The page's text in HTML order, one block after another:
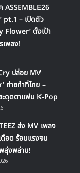
pt.1 – เปิดตัว
Flower’ ตั้งเป้า
เพลง!
ปล่อย MV
ถ่ายทำที่ไทย –
ะดุดตาแฟน K-Pop
ส่ง MV เพลง
ดือด ร้อนแรงจน
ลุ่งพล่าน!